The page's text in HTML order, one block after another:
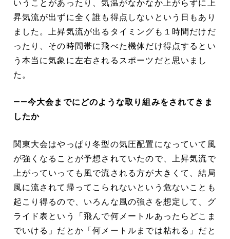
いうことがあったり、気温がなかなか上がらずに上
昇気流が出ずに全く誰も得点しないという日もあり
ました。上昇気流が出るタイミングも１時間だけだ
ったり、その時間帯に飛べた機体だけ得点するとい
う本当に気象に左右されるスポーツだと思いまし
た。
――今大会までにどのような取り組みをされてきま
したか
関東大会はやっぱり冬型の気圧配置になっていて風
が強くなることが予想されていたので、上昇気流で
上がっていっても風で流される方が大きくて、結局
風に流されて帰ってこられないという危ないことも
起こり得るので、いろんな風の強さを想定して、グ
ライド表という「飛んで何メートルあったらどこま
でいける」だとか「何メートルまでは粘れる」だと